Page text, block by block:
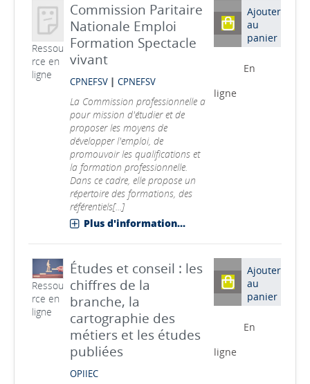
Ressou
rce en
ligne
Commission Paritaire
Nationale Emploi
Formation Spectacle
vivant
CPNEFSV |CPNEFSV
La Commission professionnelle a
pour mission d'étudier et de
proposer les moyens de
développer l'emploi, de
promouvoir les qualifications et
la formation professionnelle.
Dans ce cadre, elle propose un
répertoire des formations, des
référentiels[...]
Plus d'information...
Ajouter
au
panier
En
ligne
Ressou
rce en
ligne
Études et conseil : les
chiffres de la
branche, la
cartographie des
métiers et les études
publiées
OPIIEC
Ajouter
au
panier
En
ligne